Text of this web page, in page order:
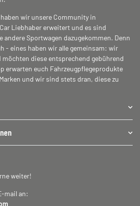
wir unsere Community in
Liebhaber erweitert und es sind
andere Sportwagen dazugekommen. Denn
- eines haben wir alle gemeinsam: wir
diese entsprechend gebührend
erwarten euch Fahrzeugpflegeprodukte
und wir sind stets dran, diese zu
weiter!
mail an: